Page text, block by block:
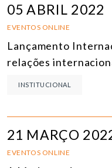
05 ABRIL 2022
EVENTOS ONLINE
Lançamento
relações
INSTITUCIONAL
21 MARÇO
EVENTOS ONLINE